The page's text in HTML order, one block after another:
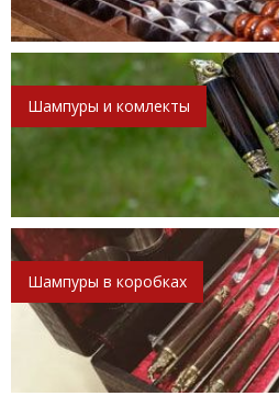
Шампуры и комлекты
Шампуры в коробках